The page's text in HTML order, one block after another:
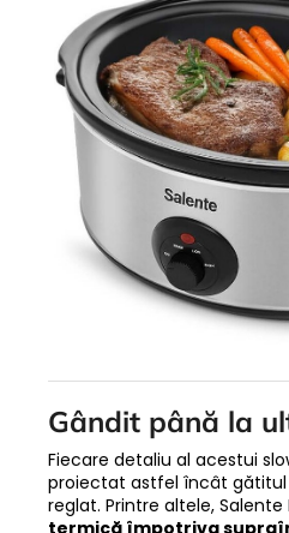
Gândit până la
Fiecare detaliu al acestui
proiectat astfel încât gătitul
reglat. Printre altele, Salente